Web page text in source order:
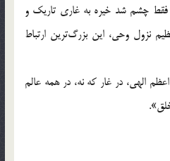
چشم شد خیره به غاری تاریک و
نزول وحی، این بزرگ‌ترین ارتباط
الهی، در غار که نه، در همه عالم